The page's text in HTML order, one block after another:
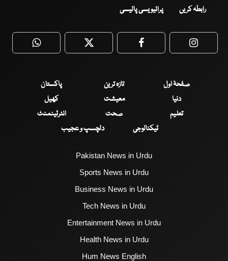
رابطہ کریں پرائیویسی پالیسی
WhatsApp Twitter Facebook
صفحۂ اول تازہ ترین
پاکستان
دنیا
معیشت
کھیل
تعلیم
صحت
انٹرٹینمنٹ
ٹیکنالوجی
دلچسپ و عجیب
Pakistan News in Urdu
Sports News in Urdu
Business News in Urdu
Tech News in Urdu
Entertainment News in Urdu
Health News in Urdu
Hum News English